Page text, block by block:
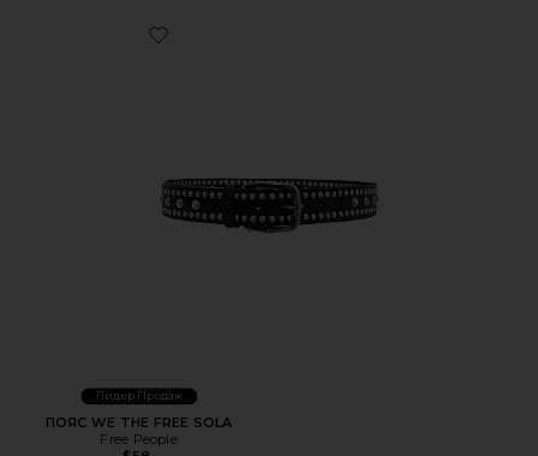
Favorite ПОЯС WE THE FREE SOLA
Лидер Продаж
ПОЯС WE THE FREE SOLA
Free People